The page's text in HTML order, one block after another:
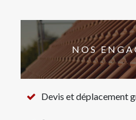
NOS
Devis et déplacement